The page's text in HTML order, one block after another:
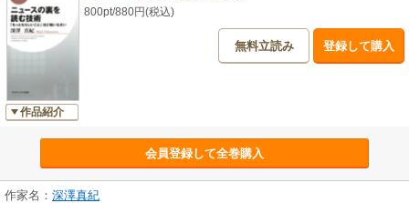
作品紹介
800pt/880円(税込)
無料立読み 登録して購入
会員登録して全巻購入
作家名： 深澤真紀